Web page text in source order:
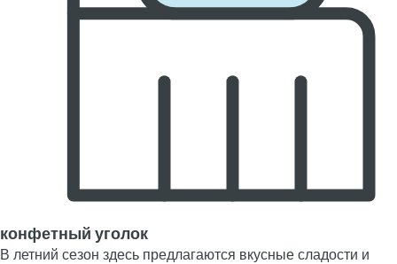
конфетный уголок
В летний сезон здесь предлагаются вкусные сладости и